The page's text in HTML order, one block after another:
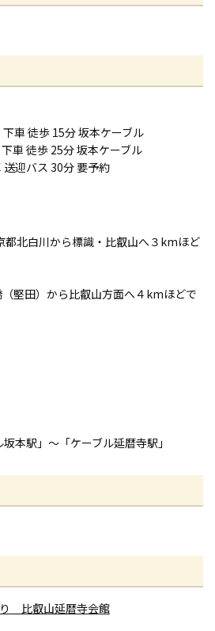
車 徒歩 15分 坂本ケーブル
車 徒歩 25分 坂本ケーブル
迎バス 30分 要予約
都北白川から標識・比叡山へ３kmほど
堅田）から比叡山方面へ４kmほどで
本駅」〜「ケーブル延暦寺駅」
比叡山延暦寺会館